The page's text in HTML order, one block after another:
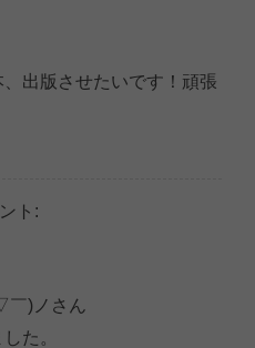
出版させたいです！頑張
ト:
￣)ノさん
た。